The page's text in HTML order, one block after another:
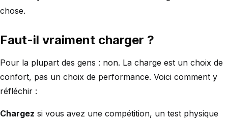
chose.
Faut-il vraiment charger ?
Pour la plupart des gens : non. La charge est un choix de
confort, pas un choix de performance. Voici comment y
réfléchir :
Chargez si vous avez une compétition, un test physique